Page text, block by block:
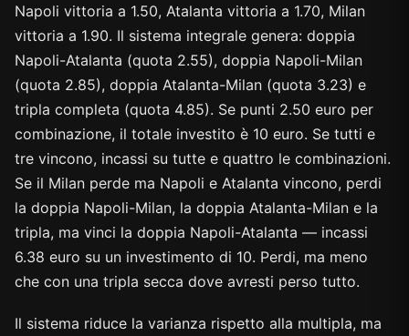
Napoli vittoria a 1.50, Atalanta vittoria a 1.70, Milan
vittoria a 1.90. Il sistema integrale genera: doppia
Napoli-Atalanta (quota 2.55), doppia Napoli-Milan
(quota 2.85), doppia Atalanta-Milan (quota 3.23) e
tripla completa (quota 4.85). Se punti 2.50 euro per
combinazione, il totale investito è 10 euro. Se tutti e
tre vincono, incassi su tutte e quattro le combinazioni.
Se il Milan perde ma Napoli e Atalanta vincono, perdi
la doppia Napoli-Milan, la doppia Atalanta-Milan e la
tripla, ma vinci la doppia Napoli-Atalanta — incassi
6.38 euro su un investimento di 10. Perdi, ma meno
che con una tripla secca dove avresti perso tutto.
Il sistema riduce la varianza rispetto alla multipla, ma